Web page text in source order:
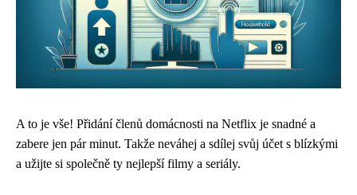
A to je vše! Přidání členů domácnosti na Netflix je snadné a
zabere jen pár minut. Takže neváhej a sdílej svůj účet s blízkými
a užijte si společně ty nejlepší filmy a seriály.